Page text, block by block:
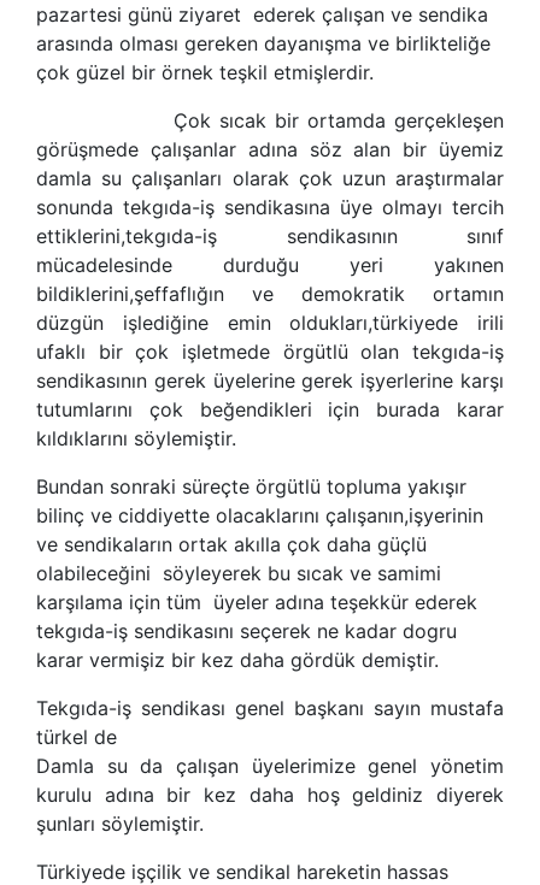
pazartesi günü ziyaret ederek çalışan ve sendika
arasında olması gereken dayanışma ve birlikteliğe
çok güzel bir örnek teşkil etmişlerdir.
Çok sıcak bir ortamda gerçekleşen
görüşmede çalışanlar adına söz alan bir üyemiz
damla su çalışanları olarak çok uzun araştırmalar
sonunda tekgıda-iş sendikasına üye olmayı tercih
ettiklerini,tekgıda-iş sendikasının sınıf
mücadelesinde durduğu yeri yakınen
bildiklerini,şeffaflığın ve demokratik ortamın
düzgün işlediğine emin oldukları,türkiyede irili
ufaklı bir çok işletmede örgütlü olan tekgıda-iş
sendikasının gerek üyelerine gerek işyerlerine karşı
tutumlarını çok beğendikleri için burada karar
kıldıklarını söylemiştir.
Bundan sonraki süreçte örgütlü topluma yakışır
bilinç ve ciddiyette olacaklarını çalışanın,işyerinin
ve sendikaların ortak akılla çok daha güçlü
olabileceğini söyleyerek bu sıcak ve samimi
karşılama için tüm üyeler adına teşekkür ederek
tekgıda-iş sendikasını seçerek ne kadar dogru
karar vermişiz bir kez daha gördük demiştir.
Tekgıda-iş sendikası genel başkanı sayın mustafa
türkel de
Damla su da çalışan üyelerimize genel yönetim
kurulu adına bir kez daha hoş geldiniz diyerek
şunları söylemiştir.
Türkiyede işçilik ve sendikal hareketin hassas